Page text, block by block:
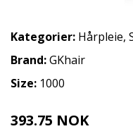
Kategorier: Hårpleie,
Brand:GKhair
Size: 1000
393.75 NOK